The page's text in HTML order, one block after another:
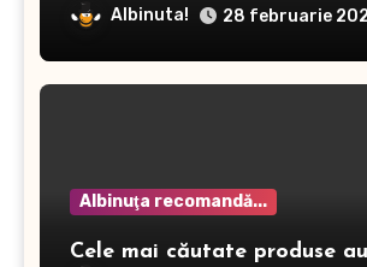
dermatitei
Albinuta! 28 februarie
Albinuţa recomandă...
Cele mai căutate produse